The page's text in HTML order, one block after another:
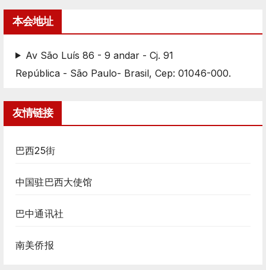
本会地址
Av São Luís 86 - 9 andar - Cj. 91
República - São Paulo- Brasil, Cep: 01046-000.
友情链接
巴西25街
中国驻巴西大使馆
巴中通讯社
南美侨报